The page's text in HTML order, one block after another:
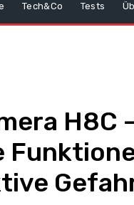
Tech&Co Tests
H8C